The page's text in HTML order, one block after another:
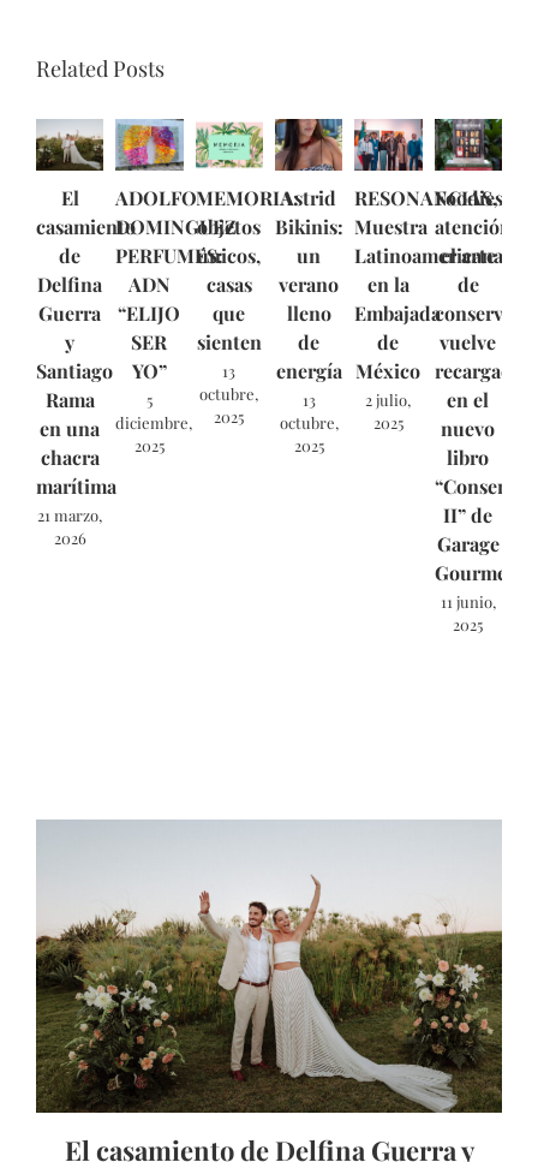
Related Posts
El
casamiento
de
Delfina
Guerra
y
Santiago
Rama
en una
chacra
marítima
21 marzo,
2026
ADOLFO
DOMINGUEZ
PERFUMES:
ADN
“ELIJO
SER
YO”
5
diciembre,
2025
MEMORIA:
objetos
únicos,
casas
que
sienten
13
octubre,
2025
Astrid
Bikinis:
un
verano
lleno
de
energía
13
octubre,
2025
RESONANCIAS,
Muestra
Latinoamericana
en la
Embajada
de
México
2 julio,
2025
Foodies,
atención:
el arte
de
conservar
vuelve
recargado
en el
nuevo
libro
“Conservas
II” de
Garage
Gourmet.
11 junio,
2025
El casamiento de Delfina Guerra y